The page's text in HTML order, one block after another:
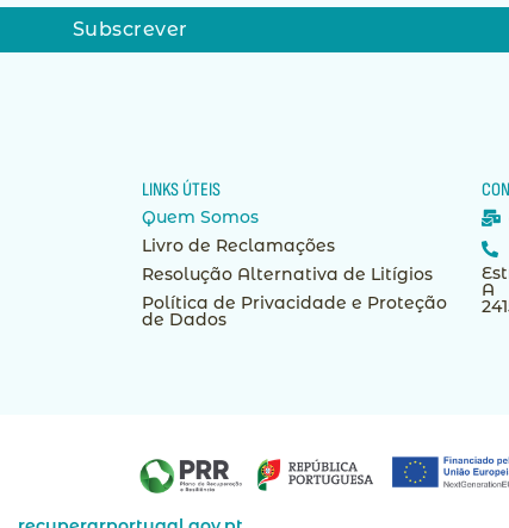
LINKS ÚTEIS
Quem Somos
Livro de Reclamações
Resolução Alternativa de Litígios
Política de Privacidade e Proteção
de Dados
A